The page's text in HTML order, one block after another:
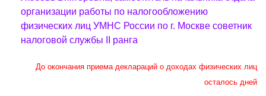
организации работы по налогообложению
физических лиц УМНС России по г. Москве советник
налоговой службы II ранга
До окончания приема деклараций о доходах физических лиц
осталось дней